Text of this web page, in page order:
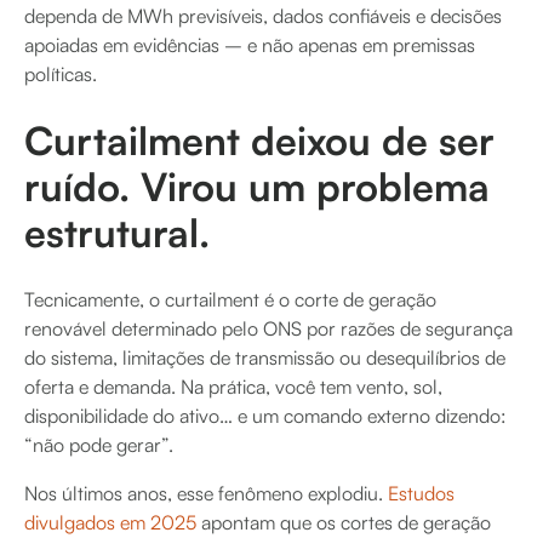
dependa de MWh previsíveis, dados confiáveis e decisões
apoiadas em evidências – e não apenas em premissas
políticas.
Curtailment deixou de ser
ruído. Virou um problema
estrutural.
Tecnicamente, o curtailment é o corte de geração
renovável determinado pelo ONS por razões de segurança
do sistema, limitações de transmissão ou desequilíbrios de
oferta e demanda. Na prática, você tem vento, sol,
disponibilidade do ativo… e um comando externo dizendo:
“não pode gerar”.
Nos últimos anos, esse fenômeno explodiu. Estudos
divulgados em 2025 apontam que os cortes de geração